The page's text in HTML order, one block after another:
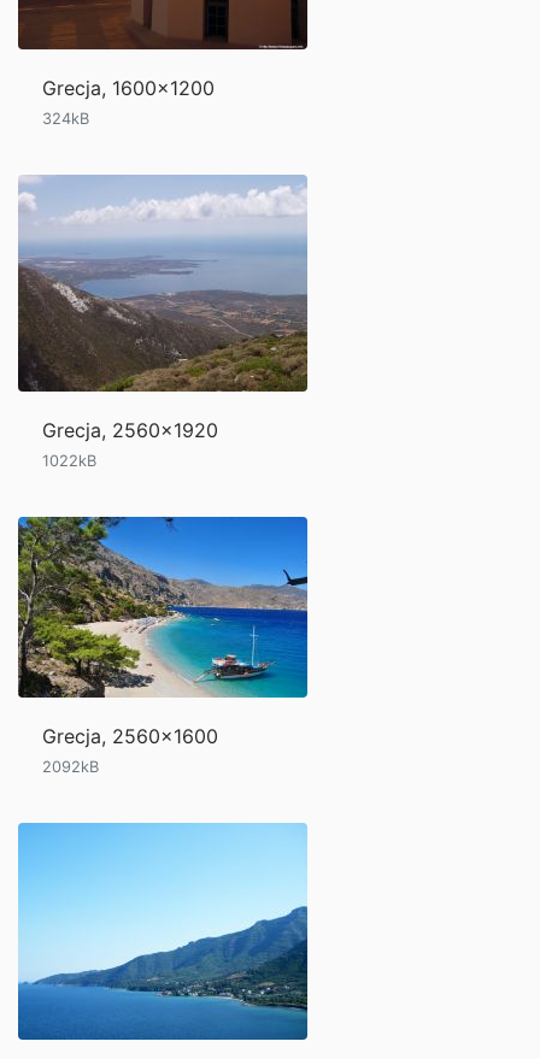
Grecja, 1600x1200
324kB
Grecja, 2560x1920
1022kB
Grecja, 2560x1600
2092kB